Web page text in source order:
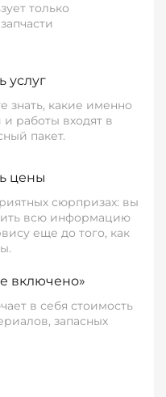
только
услуг
знать, какие именно
и работы входят в
пакет.
цены
сюрпризах: вы
всю информацию
еще до того, как
включено»
в себя стоимость
запасных